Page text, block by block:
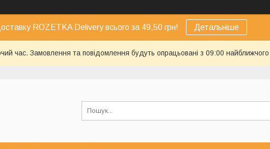
ROZETKA Delivery всього за 49,50 грн! Детальніше
час. Замовлення та повідомлення будуть опрацьовані з 09:00